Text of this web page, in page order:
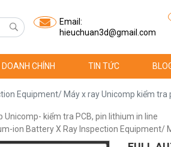
Email:
hieuchuan3d@gmail.com
CHÍNH TIN TỨC
Equipment/ Máy x ray Unicomp kiểm tra
Unicomp- kiểm tra PCB, pin lithium in line
ion Battery X Ray Inspection Equipment/